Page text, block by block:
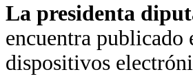
La presidenta
encuentra publicado
dispositivos